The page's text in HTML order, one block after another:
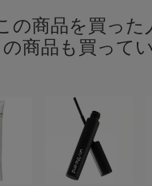
の商品を買った
の商品も買って